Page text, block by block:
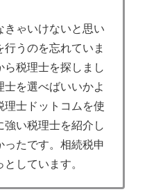
きゃいけないと思い
うのを忘れていま
ら税理士を探しまし
を選べばいいかよ
理士ドットコムを使
強い税理士を紹介し
ったです。相続税申
しています。